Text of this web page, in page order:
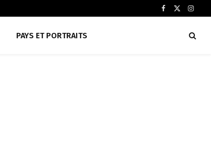
Facebook
X
PAYS ET PORTRAITS